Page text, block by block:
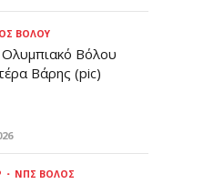
ΒΌΛΟΥ
Βόλου
Βάρης (pic)
ΝΠΣ ΒΌΛΟΣ